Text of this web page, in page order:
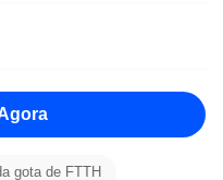
gota de FTTH